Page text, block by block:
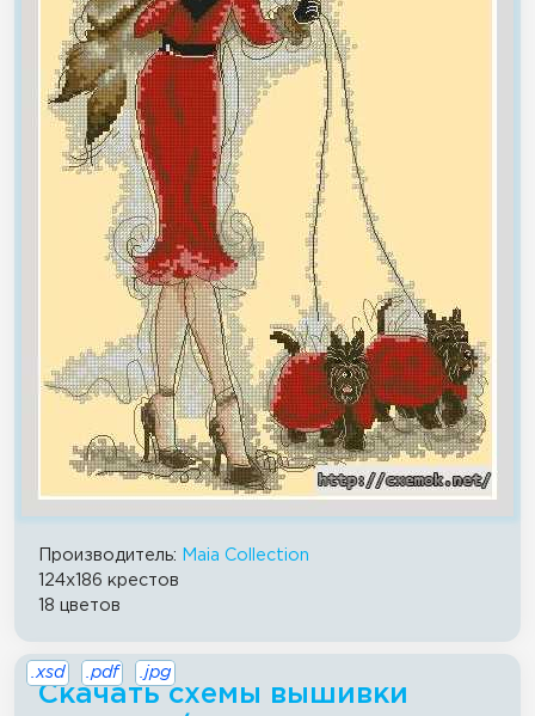
Производитель:
Maia Collection
124x186 крестов
18 цветов
Скачать схемы вышивки
.xsd .pdf .jpg